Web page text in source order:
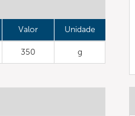
Valor Unidade
350 g